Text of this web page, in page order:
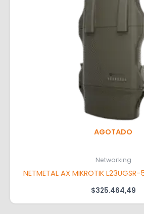
AGOTADO
Networking
NETMETAL AX MIKROTIK
$325.464,49